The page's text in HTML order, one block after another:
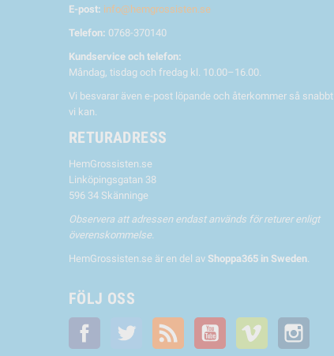
E-post: info@hemgrossisten.se
Telefon: 0768-370140
Kundservice och telefon:
Måndag, tisdag och fredag kl. 10.00–16.00.
Vi besvarar även e-post löpande och återkommer så snabbt
vi kan.
RETURADRESS
HemGrossisten.se
Linköpingsgatan 38
596 34 Skänninge
Observera att adressen endast används för returer enligt
överenskommelse.
HemGrossisten.se är en del av Shoppa365 in Sweden.
FÖLJ OSS
Facebook Twitter RSS YouTube Vimeo